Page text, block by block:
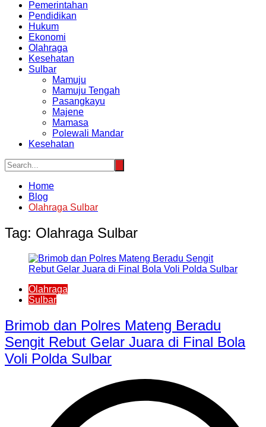
Pemerintahan
Pendidikan
Hukum
Ekonomi
Olahraga
Kesehatan
Sulbar
Mamuju
Mamuju Tengah
Pasangkayu
Majene
Mamasa
Polewali Mandar
Kesehatan
Home
Blog
Olahraga Sulbar
Tag: Olahraga Sulbar
Olahraga
Sulbar
Brimob dan Polres Mateng Beradu
Sengit Rebut Gelar Juara di Final Bola
Voli Polda Sulbar